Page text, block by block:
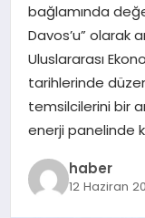
MAGAZIN
YAŞAM
OTOMOBIL
bağlamında
Davos’u” olarak
Uluslararası
tarihlerinde
temsilcilerini bir
enerji panelinde
haber
12 Haziran